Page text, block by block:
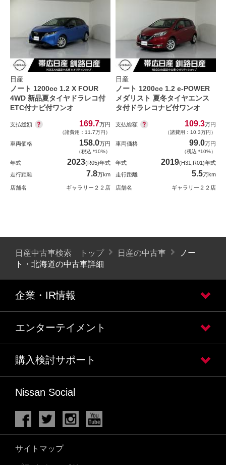
日産
ノート 1200cc 1.2 X FOUR
4WD 新品夏タイヤドラレコ付
ETC付ナビ付ワンオ
支払総額 169.7万円
（諸費用：11.7万円）
車両価格 158.0万円
（税込 *10%）
年式 2023(R05)年式
走行距離
7.8万km
店舗名 ギャラリー２２店
日産
ノート 1200cc 1.2 e-POWER
メダリスト 夏冬タイヤエンス
タ付ドラレコナビ付ワンオ
支払総額 109.3万円
（諸費用：10.3万円）
車両価格 99.0万円
（税込 *10%）
年式 2019(H31,R01)年式
走行距離
5.5万km
店舗名 ギャラリー２２店
日産中古車検索 トップ 日産の中古車
ノー
ト・北海道の中古車詳細
企業・IR情報
エンターテイメント
購入検討サポート
Nissan Social
サイトマップ